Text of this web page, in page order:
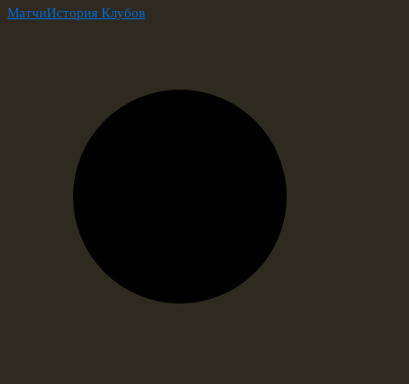
МатчиИстория Клубов